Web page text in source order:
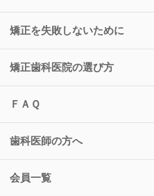
矯正を失敗しないために
矯正歯科医院の選び方
ＦＡＱ
歯科医師の方へ
会員一覧